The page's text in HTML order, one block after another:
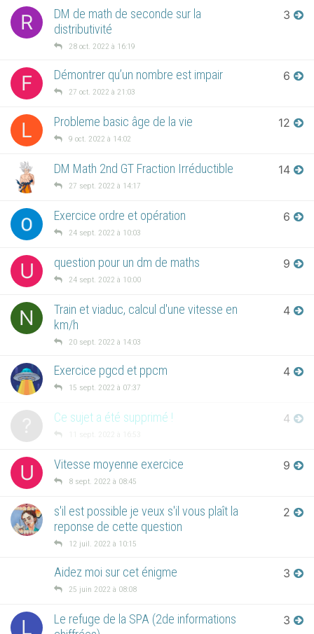
R
DM de math de seconde sur la
distributivité
28 oct. 2022 à 16:19
3
F Démontrer qu’un nombre est impair
27 oct. 2022 à 21:03
6
L Probleme basic âge de la vie
9 oct. 2022 à 14:02
12
DM Math 2nd GT Fraction Irréductible
27 sept. 2022 à 14:17
14
Exercice ordre et opération
24 sept. 2022 à 10:03
6
U question pour un dm de maths
24 sept. 2022 à 10:00
9
N
Train et viaduc, calcul d'une vitesse en
km/h
20 sept. 2022 à 14:03
4
Exercice pgcd et ppcm
15 sept. 2022 à 07:37
4
Ce sujet a été supprimé !
11 sept. 2022 à 16:53
4
U Vitesse moyenne exercice
8 sept. 2022 à 08:45
9
s'il est possible je veux s'il vous plaît la
reponse de cette question
12 juil. 2022 à 10:15
2
Aidez moi sur cet énigme
25 juin 2022 à 08:08
3
L
Le refuge de la SPA (2de informations
3